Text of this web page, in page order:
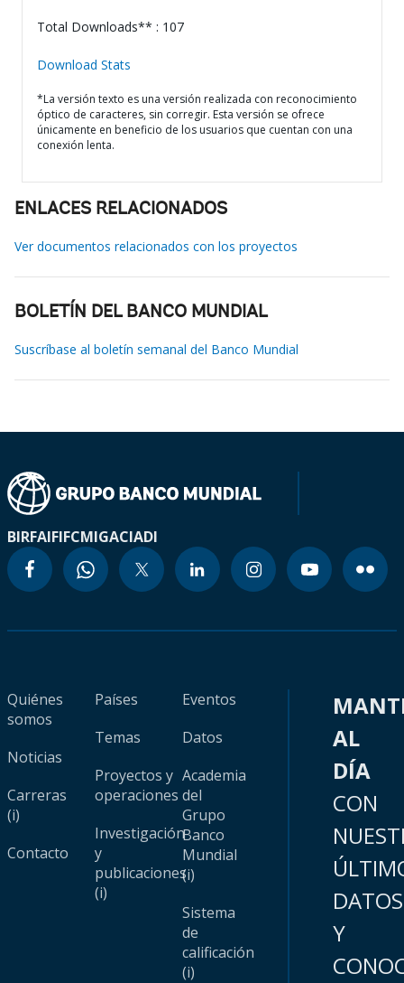
Total Downloads** : 107
Download Stats
*La versión texto es una versión realizada con reconocimiento
óptico de caracteres, sin corregir. Esta versión se ofrece
únicamente en beneficio de los usuarios que cuentan con una
conexión lenta.
ENLACES RELACIONADOS
Ver documentos relacionados con los proyectos
BOLETÍN DEL BANCO MUNDIAL
Suscríbase al boletín semanal del Banco Mundial
BIRFAIFIFCMIGACIADI
Quiénes
somos
Noticias
Carreras
(i)
Contacto
Países
Temas
Proyectos y
operaciones
Investigación
y
publicaciones
(i)
Eventos
Datos
Academia
del
Grupo
Banco
Mundial
(i)
Sistema
de
calificación
(i)
AL
DÍA
CON
DATOS
Y